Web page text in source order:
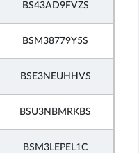
BS43AD9FVZS
BSM38779Y5S
BSE3NEUHHVS
BSU3NBMRKBS
BSM3LEPEL1C